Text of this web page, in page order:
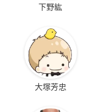
下野紘
大塚芳忠